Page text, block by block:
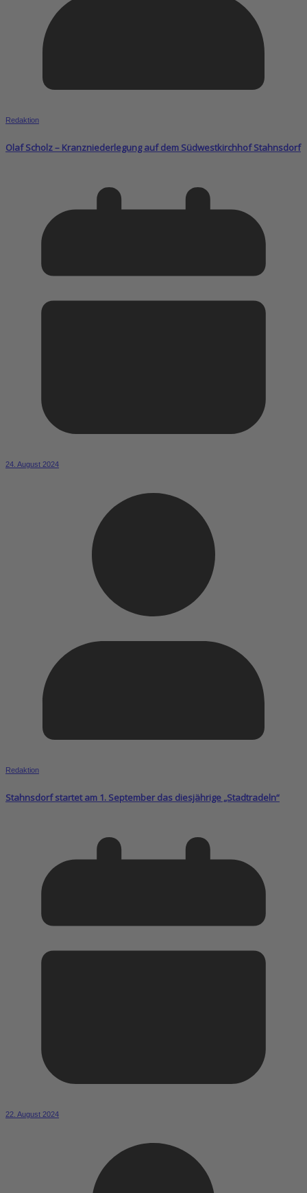
Redaktion
Olaf Scholz – Kranzniederlegung auf dem Südwestkirchhof Stahnsdorf
24. August 2024
Redaktion
Stahnsdorf startet am 1. September das diesjährige „Stadtradeln“
22. August 2024